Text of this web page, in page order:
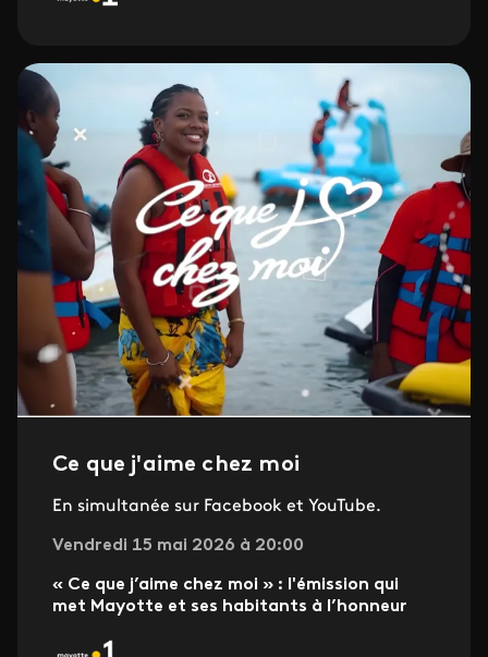
Ce que j'aime chez moi
En simultanée sur Facebook et YouTube.
Vendredi 15 mai 2026 à 20:00
« Ce que j’aime chez moi » : l'émission qui
met Mayotte et ses habitants à l’honneur